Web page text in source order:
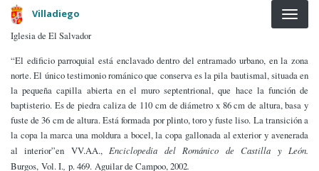
Pasar al contenido principal
Villadiego
Iglesia de El Salvador
“El edificio parroquial está enclavado dentro del entramado urbano, en la zona
norte. El único testimonio románico que conserva es la pila bautismal, situada en
la pequeña capilla abierta en el muro septentrional, que hace la función de
baptisterio. Es de piedra caliza de 110 cm de diámetro x 86 cm de altura, basa y
fuste de 36 cm de altura. Está formada por plinto, toro y fuste liso. La transición a
la copa la marca una moldura a bocel, la copa gallonada al exterior y avenerada
al interior”en VV.AA.,Enciclopedia del Románico de Castilla y León.
Burgos, Vol. I. p. 469. Aguilar de Campoo, 2002.